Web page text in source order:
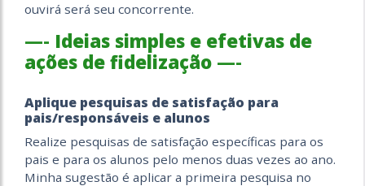
ouvirá será seu concorrente.
—- Ideias simples e efetivas de
ações de fidelização —-
Aplique pesquisas de satisfação para
pais/responsáveis e alunos
Realize pesquisas de satisfação específicas para os
pais e para os alunos pelo menos duas vezes ao ano.
Minha sugestão é aplicar a primeira pesquisa no